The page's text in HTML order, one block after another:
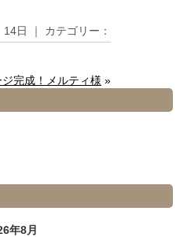
日 ｜ カテゴリー：
完成！メルティ様 »
年8月